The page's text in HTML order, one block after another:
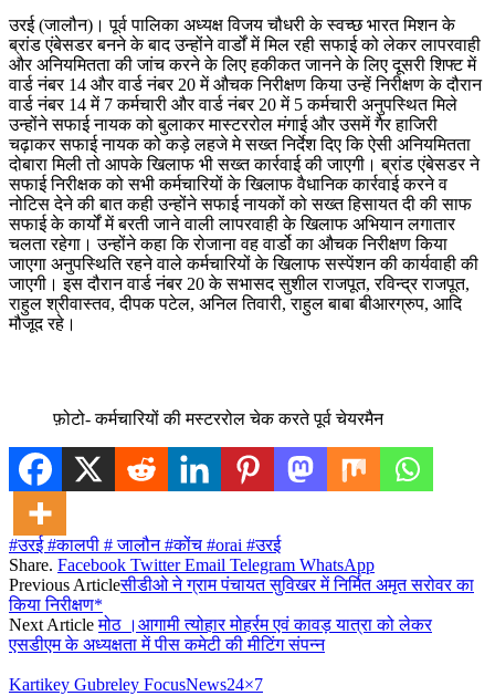
उरई (जालौन)। पूर्व पालिका अध्यक्ष विजय चौधरी के स्वच्छ भारत मिशन के
ब्रांड एंबेसडर बनने के बाद उन्होंने वार्डों में मिल रही सफाई को लेकर लापरवाही
और अनियमितता की जांच करने के लिए हकीकत जानने के लिए दूसरी शिफ्ट में
वार्ड नंबर 14 और वार्ड नंबर 20 में औचक निरीक्षण किया उन्हें निरीक्षण के दौरान
वार्ड नंबर 14 में 7 कर्मचारी और वार्ड नंबर 20 में 5 कर्मचारी अनुपस्थित मिले
उन्होंने सफाई नायक को बुलाकर मास्टररोल मंगाई और उसमें गैर हाजिरी
चढ़ाकर सफाई नायक को कड़े लहजे मे सख्त निर्देश दिए कि ऐसी अनियमितता
दोबारा मिली तो आपके खिलाफ भी सख्त कार्रवाई की जाएगी। ब्रांड एंबेसडर ने
सफाई निरीक्षक को सभी कर्मचारियों के खिलाफ वैधानिक कार्रवाई करने व
नोटिस देने की बात कही उन्होंने सफाई नायकों को सख्त हिसायत दी की साफ
सफाई के कार्यों में बरती जाने वाली लापरवाही के खिलाफ अभियान लगातार
चलता रहेगा। उन्होंने कहा कि रोजाना वह वार्डो का औचक निरीक्षण किया
जाएगा अनुपस्थिति रहने वाले कर्मचारियों के खिलाफ सस्पेंशन की कार्यवाही की
जाएगी। इस दौरान वार्ड नंबर 20 के सभासद सुशील राजपूत, रविन्द्र राजपूत,
राहुल श्रीवास्तव, दीपक पटेल, अनिल तिवारी, राहुल बाबा बीआरग्रुप, आदि
मौजूद रहे।
फ़ोटो- कर्मचारियों की मस्टररोल चेक करते पूर्व चेयरमैन
#उरई #कालपी # जालौन #कोंच #orai #उरई
Share. Facebook Twitter Email Telegram WhatsApp
Previous Articleसीडीओ ने ग्राम पंचायत सुविखर में निर्मित अमृत सरोवर का
किया निरीक्षण*
Next Articleमोठ ।आगामी त्योहार मोहर्रम एवं कावड़ यात्रा को लेकर
एसडीएम के अध्यक्षता में पीस कमेटी की मीटिंग संपन्न
Kartikey Gubreley FocusNews24×7